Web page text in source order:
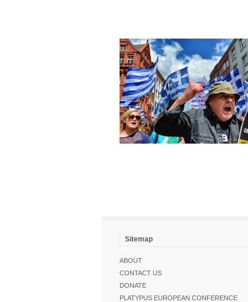
Sitemap
ABOUT
CONTACT US
DONATE
PLATYPUS EUROPEAN CONFERENCE